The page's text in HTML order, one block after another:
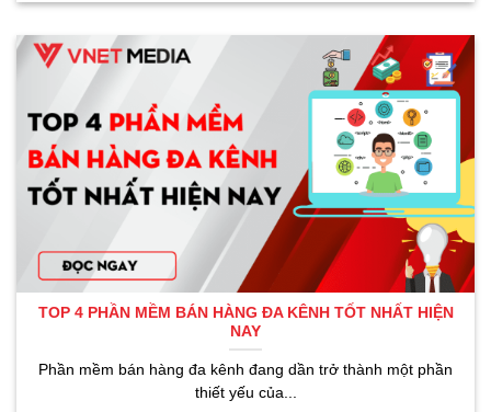
TOP 4 PHẦN MỀM BÁN HÀNG ĐA KÊNH TỐT NHẤT HIỆN
NAY
Phần mềm bán hàng đa kênh đang dần trở thành một phần
thiết yếu của...